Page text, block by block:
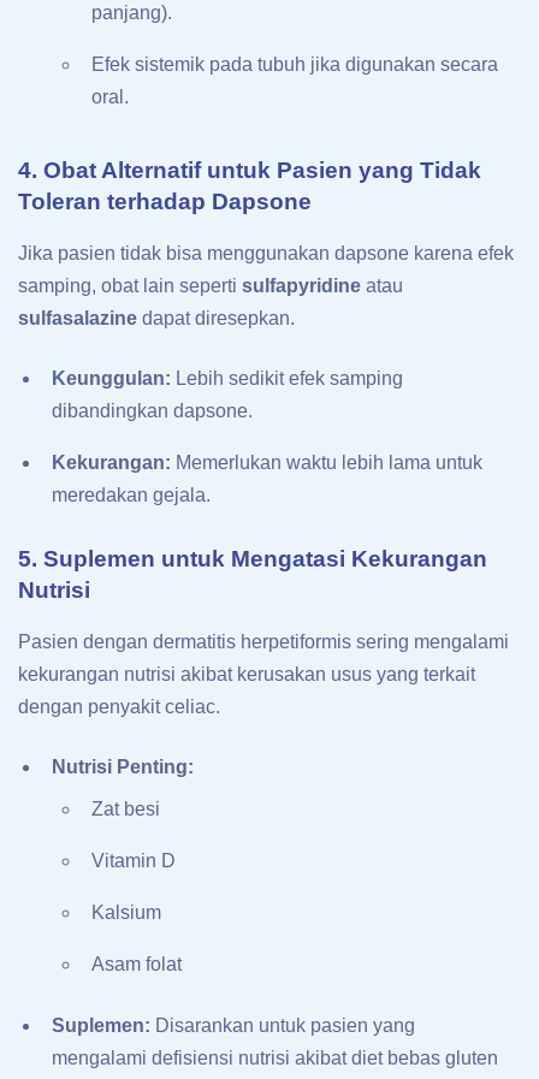
panjang).
Efek sistemik pada tubuh jika digunakan secara
oral.
4. Obat Alternatif untuk Pasien yang Tidak
Toleran terhadap Dapsone
Jika pasien tidak bisa menggunakan dapsone karena efek
samping, obat lain seperti sulfapyridine atau
sulfasalazine dapat diresepkan.
Keunggulan: Lebih sedikit efek samping
dibandingkan dapsone.
Kekurangan: Memerlukan waktu lebih lama untuk
meredakan gejala.
5. Suplemen untuk Mengatasi Kekurangan
Nutrisi
Pasien dengan dermatitis herpetiformis sering mengalami
kekurangan nutrisi akibat kerusakan usus yang terkait
dengan penyakit celiac.
Nutrisi Penting:
Zat besi
Vitamin D
Kalsium
Asam folat
Suplemen: Disarankan untuk pasien yang
mengalami defisiensi nutrisi akibat diet bebas gluten